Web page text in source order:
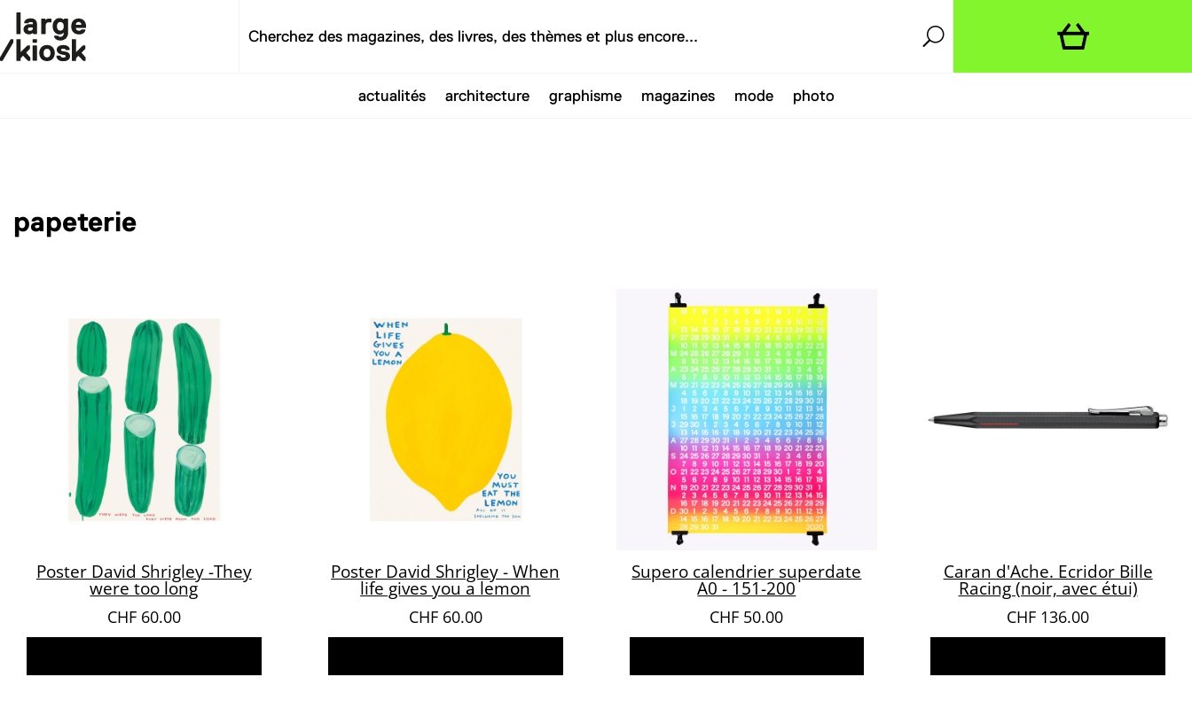
actualités architecture graphisme magazines mode photo
papeterie
Poster David Shrigley -They
were too long
CHF60.00
Poster David Shrigley - When
life gives you a lemon
CHF60.00
Supero calendrier superdate
A0 - 151-200
CHF 50.00
Caran d'Ache. Ecridor Bille
Racing (noir, avec étui)
CHF 136.00